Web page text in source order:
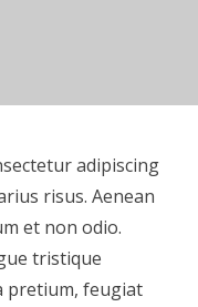
adipiscing
risus. Aenean
et non odio.
tristique
pretium, feugiat